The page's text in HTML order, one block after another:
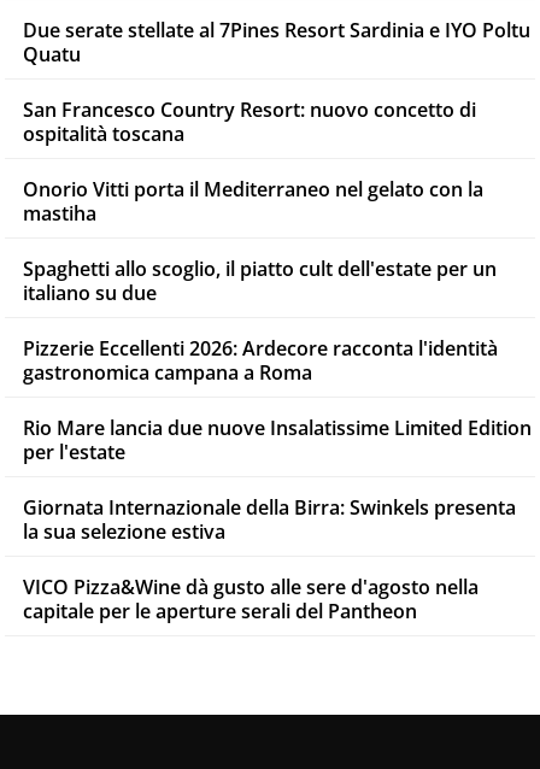
Due serate stellate al 7Pines Resort Sardinia e IYO Poltu
Quatu
San Francesco Country Resort: nuovo concetto di
ospitalità toscana
Onorio Vitti porta il Mediterraneo nel gelato con la
mastiha
Spaghetti allo scoglio, il piatto cult dell'estate per un
italiano su due
Pizzerie Eccellenti 2026: Ardecore racconta l'identità
gastronomica campana a Roma
Rio Mare lancia due nuove Insalatissime Limited Edition
per l'estate
Giornata Internazionale della Birra: Swinkels presenta
la sua selezione estiva
VICO Pizza&Wine dà gusto alle sere d'agosto nella
capitale per le aperture serali del Pantheon